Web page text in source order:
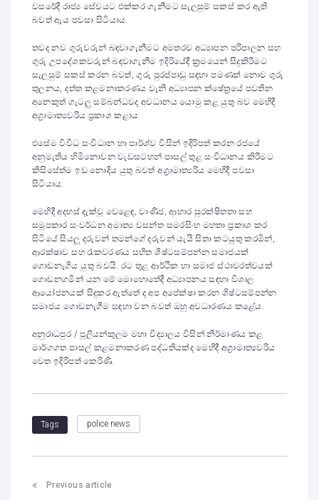
වසරේදී රාජ්‍ය සේවයට එක්කර ගැනීමට සැලසුම් සකස් කර ඇති
බවත් ඇය පවසා සිටියාය.
තවද නව ගුරුවරුන් බඳවාගැනීමට අමතරව අධ්‍යාපන පරිපාලන සහ
ගුරු උපදේශකවරුන් බඳවාගැනීම ඉදිරියේදී ක්‍රමයෙන් සිදුකිරීමට
සැලසුම් සකස් කරන බවත්, ගුරු පුරප්පාඩු සඳහා පමණක් නොව ගුරු
තුලනය, දත්ත කළමනාකරණය වැනි අධ්‍යාපන ක්ෂේත්‍රයේ පවතින
අනෙකුත් ගැටලු සම්බන්ධවද අවධානය යොමු කළ යුතු බව මෙහිදී
අග්‍රාමාත්‍යවරිය ප්‍රකාශ කළාය.
එසේම විවිධ සංවිධාන හා පාර්ශ්ව විසින් ඉදිරිපත් කරන රජයේ
අනුමැතිය හිමිනොවන වැඩසටහන් පාසල් තුළ සංවිධානය කිරීමට
කිසිසේත්ම ඉඩ නොදිය යුතු බවත් අග්‍රාමාත්‍යරිය මෙහිදී පවසා
සිටියාය.
මෙහිදී අදහස් දැක්වූ වෙළෙඳ, වාණිජ, ආහාර සුරක්ෂිතතා සහ
සමූපකාර සංවර්ධන අමාත්‍ය වසන්ත සමරසිංහ මහතා ප්‍රකාශ කර
සිටියේ සියලු දරුවන් තමන්ගේ දරුවන් යැයි සිතා කටයුතු කරමින්,
ආරක්ෂාව සහ රැකවරණය සහිත ශිෂ්ටසම්පන්න සමාජයක්
ගොඩනැගිය යුතු බවයි. රට තුළ ආර්ථික හා සමාජ ස්ථාවරත්වයක්
ගොඩනගමින් යන මේ මොහොතේදී අධ්‍යාපනය සඳහා විශාල
ආයෝජනයක් සිදුකර ඇත්තේ ද අප අපේක්ෂා කරන ශිෂ්ටසම්පන්න
සමාජය ගොඩනැගීම සඳහා වන බවත් ඔහු අවධාරණය කළේය.
අනුරාධපුර / පූලියන්කුලම මහා විද්‍යාලය විසින් නිර්මාණය කළ
මාර්ගගත පාසල් කළමනාකරණ පද්ධතියක්ද මෙහිදී අග්‍රාමාත්‍යවරිය
වෙත ඉදිරිපත් කෙරිණි.
Tags police news
Previous article